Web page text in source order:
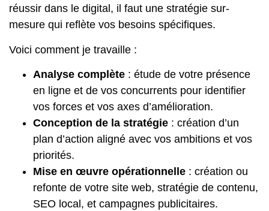
réussir dans le digital, il faut une stratégie sur-
mesure qui reflète vos besoins spécifiques.
Voici comment je travaille :
Analyse complète : étude de votre présence
en ligne et de vos concurrents pour identifier
vos forces et vos axes d’amélioration.
Conception de la stratégie : création d’un
plan d’action aligné avec vos ambitions et vos
priorités.
Mise en œuvre opérationnelle : création ou
refonte de votre site web, stratégie de contenu,
SEO local, et campagnes publicitaires.